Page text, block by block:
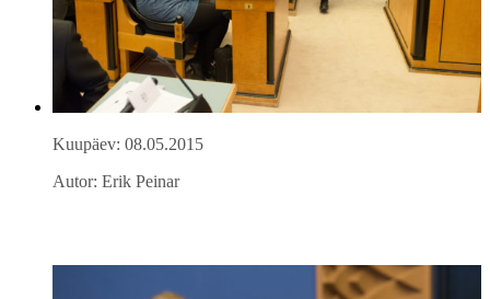
Kuupäev: 08.05.2015
Autor: Erik Peinar